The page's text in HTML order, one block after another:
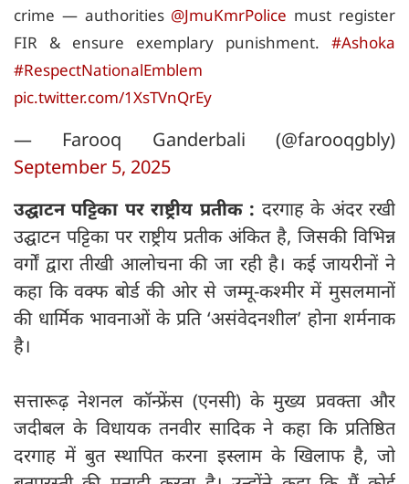
crime — authorities @JmuKmrPolice must register
FIR & ensure exemplary punishment. #Ashoka
#RespectNationalEmblem
pic.twitter.com/1XsTVnQrEy
— Farooq Ganderbali (@farooqgbly)
September 5, 2025
उद्घाटन पट्टिका पर राष्ट्रीय प्रतीक : दरगाह के अंदर रखी
उद्घाटन पट्टिका पर राष्ट्रीय प्रतीक अंकित है, जिसकी विभिन्न
वर्गों द्वारा तीखी आलोचना की जा रही है। कई जायरीनों ने
कहा कि वक्फ बोर्ड की ओर से जम्मू-कश्मीर में मुसलमानों
की धार्मिक भावनाओं के प्रति ‘असंवेदनशील’ होना शर्मनाक
है।
सत्तारूढ़ नेशनल कॉन्फ्रेंस (एनसी) के मुख्य प्रवक्ता और
जदीबल के विधायक तनवीर सादिक ने कहा कि प्रतिष्ठित
दरगाह में बुत स्थापित करना इस्लाम के खिलाफ है, जो